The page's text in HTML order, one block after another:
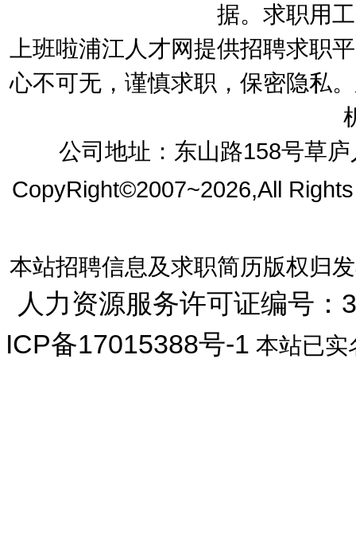
据。求职用
上班啦浦江人才网提供招聘求职
心不可无，谨慎求职，保密隐私
公司地址：东山路158号草
CopyRight©2007~2026,All
本站招聘信息及求职简历版权归
人力资源服务许可证编号
ICP备17015388号-1 本站已